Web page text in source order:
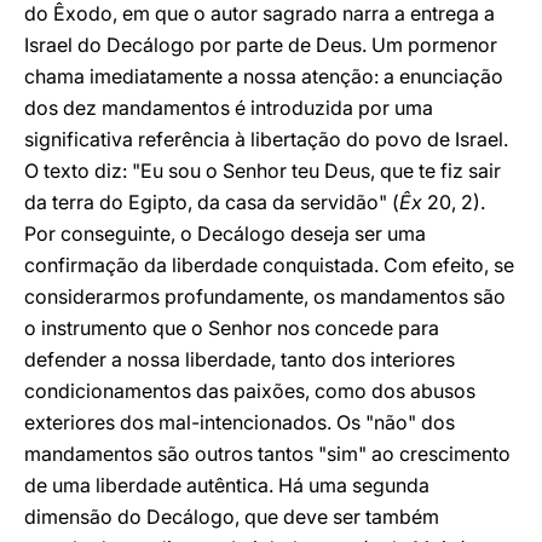
do Êxodo, em que o autor sagrado narra a entrega a
Israel do Decálogo por parte de Deus. Um pormenor
chama imediatamente a nossa atenção: a enunciação
dos dez mandamentos é introduzida por uma
significativa referência à libertação do povo de Israel.
O texto diz: "Eu sou o Senhor teu Deus, que te fiz sair
da terra do Egipto, da casa da servidão" (Êx 20, 2).
Por conseguinte, o Decálogo deseja ser uma
confirmação da liberdade conquistada. Com efeito, se
considerarmos profundamente, os mandamentos são
o instrumento que o Senhor nos concede para
defender a nossa liberdade, tanto dos interiores
condicionamentos das paixões, como dos abusos
exteriores dos mal-intencionados. Os "não" dos
mandamentos são outros tantos "sim" ao crescimento
de uma liberdade autêntica. Há uma segunda
dimensão do Decálogo, que deve ser também